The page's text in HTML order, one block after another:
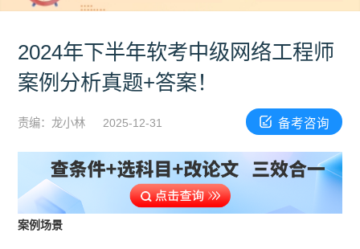
2024年下半年软考中级网络工程师
案例分析真题+答案！
责编：龙小林 2025-12-31 备考咨询
案例场景